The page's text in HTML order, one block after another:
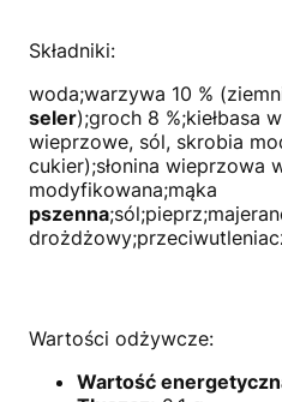
Składniki:
woda;warzywa 10 %
seler);groch 8 %;kiełbasa
wieprzowe, sól, skrobia
cukier);słonina wieprzowa
modyfikowana;mąka
pszenna
Wartości odżywcze:
Wartość